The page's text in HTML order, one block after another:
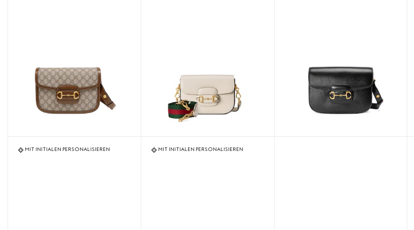
MIT INITIALEN PERSONALISIEREN MIT INITIALEN PERSONALISIEREN